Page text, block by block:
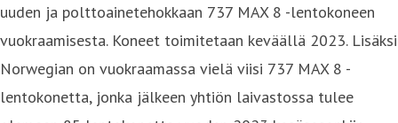
uuden ja polttoainetehokkaan 737 MAX 8 -lentokoneen
vuokraamisesta. Koneet toimitetaan keväällä 2023. Lisäksi
Norwegian on vuokraamassa vielä viisi 737 MAX 8 -
lentokonetta, jonka jälkeen yhtiön laivastossa tulee